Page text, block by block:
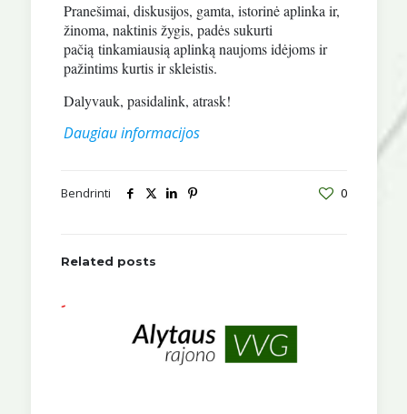
Pranešimai, diskusijos, gamta, istorinė aplinka ir,
žinoma, naktinis žygis, padės sukurti
pačią tinkamiausią aplinką naujoms idėjoms ir
pažintims kurtis ir skleistis.
Dalyvauk, pasidalink, atrask!
Daugiau informacijos
Bendrinti 0
Related posts